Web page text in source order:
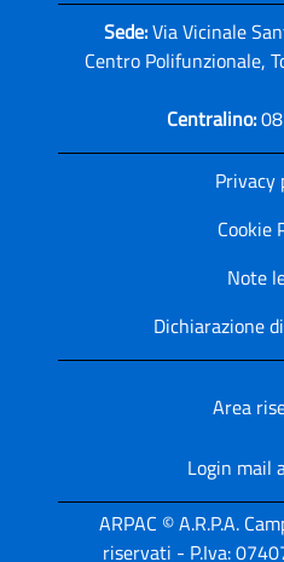
Sede:Via Vicinale
Centro Polifunzionale,
Centralino:
Privacy
Cookie
Note
Dichiarazione
Area
Login mail
ARPAC © A.R.P.A.
riservati - P.Iva: